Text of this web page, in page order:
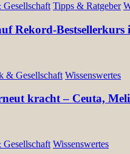
Tipps & Ratgeber
Rekord-Bestsellerkurs
& Gesellschaft Wissenswertes
kracht – Ceuta,
Wissenswertes